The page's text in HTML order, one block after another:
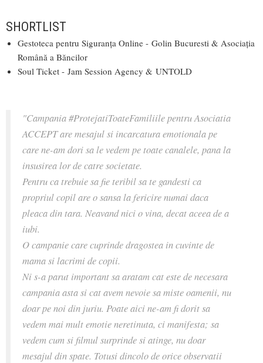
SHORTLIST
Gestoteca pentru Siguranța Online - Golin Bucuresti & Asociația
Română a Băncilor
Soul Ticket - Jam Session Agency & UNTOLD
"Campania #ProtejatiToateFamiliile pentru Asociatia
ACCEPT are mesajul si incarcatura emotionala pe
care ne-am dori sa le vedem pe toate canalele, pana la
insusirea lor de catre societate.
Pentru ca trebuie sa fie teribil sa te gandesti ca
propriul copil are o sansa la fericire numai daca
pleaca din tara. Neavand nici o vina, decat aceea de a
iubi.
O campanie care cuprinde dragostea in cuvinte de
mama si lacrimi de copii.
Ni s-a parut important sa aratam cat este de necesara
campania asta si cat avem nevoie sa miste oamenii, nu
doar pe noi din juriu. Poate aici ne-am fi dorit sa
vedem mai mult emotie neretinuta, ci manifesta; sa
vedem cum si filmul surprinde si atinge, nu doar
mesajul din spate. Totusi dincolo de orice observatii